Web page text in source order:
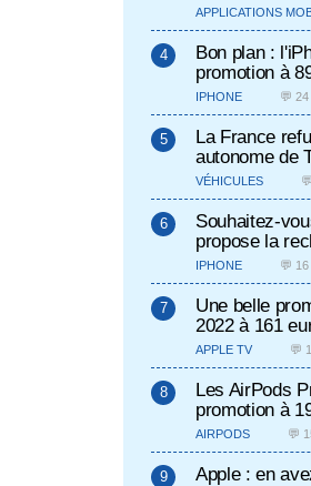
APPLICATIONS
Bon plan :
promotion à
IPHONE 💬 24
La France
autonome de
VÉHICULES
Souhaitez-
propose la
IPHONE 💬 16
Une belle
2022 à 161
APPLE TV 💬
Les AirPods
promotion à
AIRPODS 💬
Apple : en